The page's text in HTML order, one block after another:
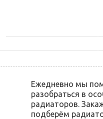
Ежедневно мы
разобраться в
радиаторов.
подберём